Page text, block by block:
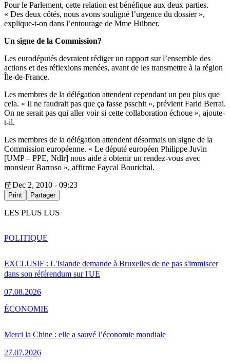
Pour le Parlement, cette relation est bénéfique aux deux parties.
« Des deux côtés, nous avons souligné l’urgence du dossier »,
explique-t-on dans l’entourage de Mme Hübner.
Un signe de la Commission?
Les eurodéputés devraient rédiger un rapport sur l’ensemble des
actions et des réflexions menées, avant de les transmettre à la région
Île-de-France.
Les membres de la délégation attendent cependant un peu plus que
cela. « Il ne faudrait pas que ça fasse psschit », prévient Farid Berrai.
On ne serait pas qui aller voir si cette collaboration échoue », ajoute-
t-il.
Les membres de la délégation attendent désormais un signe de la
Commission européenne. « Le député européen Philippe Juvin
[UMP – PPE, Ndlr] nous aide à obtenir un rendez-vous avec
monsieur Barroso », affirme Faycal Bourichal.
Dec 2, 2010 - 09:23
Print Partager
LES PLUS LUS
EXCLUSIF : L'Islande demande à Bruxelles de ne pas s'immiscer
dans son référendum sur l'UE
07.08.2026
POLITIQUE
Merci la Chine : elle a sauvé l’économie mondiale
27.07.2026
ÉCONOMIE